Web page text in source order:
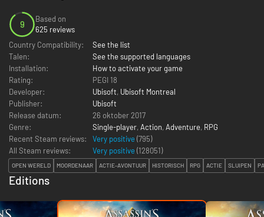
9
Based on
625 reviews
Country Compatibility:
See the list
Talen:
See the supported languages
Installation:
How to activate your game
Rating:
PEGI 18
Developer:
Ubisoft, Ubisoft Montreal
Publisher:
Ubisoft
Release datum:
26 oktober 2017
Genre:
Single-player, Action, Adventure, RPG
Recent Steam reviews:
Very positive (795)
All Steam reviews:
Very positive (128051)
OPEN WERELD MOORDENAAR ACTIE-AVONTUUR HISTORISCH RPG ACTIE SLUIPEN
Editions